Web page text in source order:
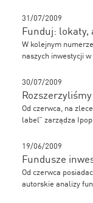
31/07/2009
Funduj: lokaty,
W kolejnym
naszych inwestycji
30/07/2009
Od czerwca, na
label” zarządza
19/06/2009
Fundusze
Od czerwca
autorskie analizy